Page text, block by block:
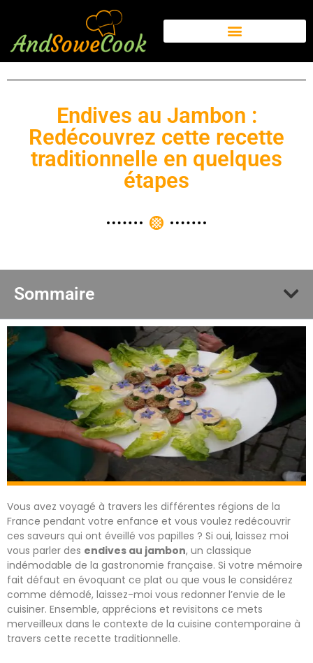
Endives au Jambon :
Redécouvrez cette recette
traditionnelle en quelques
étapes
Sommaire
Vous avez voyagé à travers les différentes régions de la
France pendant votre enfance et vous voulez redécouvrir
ces saveurs qui ont éveillé vos papilles ? Si oui, laissez moi
vous parler des endives au jambon, un classique
indémodable de la gastronomie française. Si votre mémoire
fait défaut en évoquant ce plat ou que vous le considérez
comme démodé, laissez-moi vous redonner l’envie de le
cuisiner. Ensemble, apprécions et revisitons ce mets
merveilleux dans le contexte de la cuisine contemporaine à
travers cette recette traditionnelle.